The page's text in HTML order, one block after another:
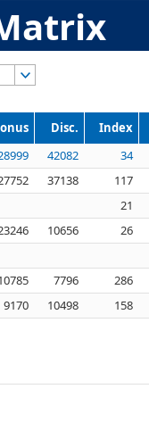
Disc.
Index
42082
34
37138
117
21
10656
26
7796
286
9170 10498 158